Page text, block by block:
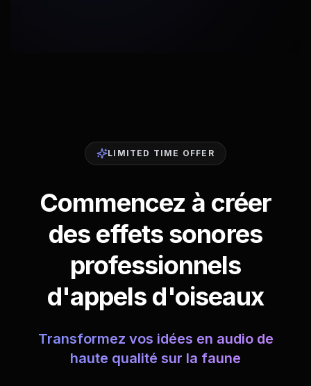
LIMITED TIME OFFER
Commencez à créer
des effets sonores
professionnels
d'appels d'oiseaux
Transformez vos idées en audio de
haute qualité sur la faune